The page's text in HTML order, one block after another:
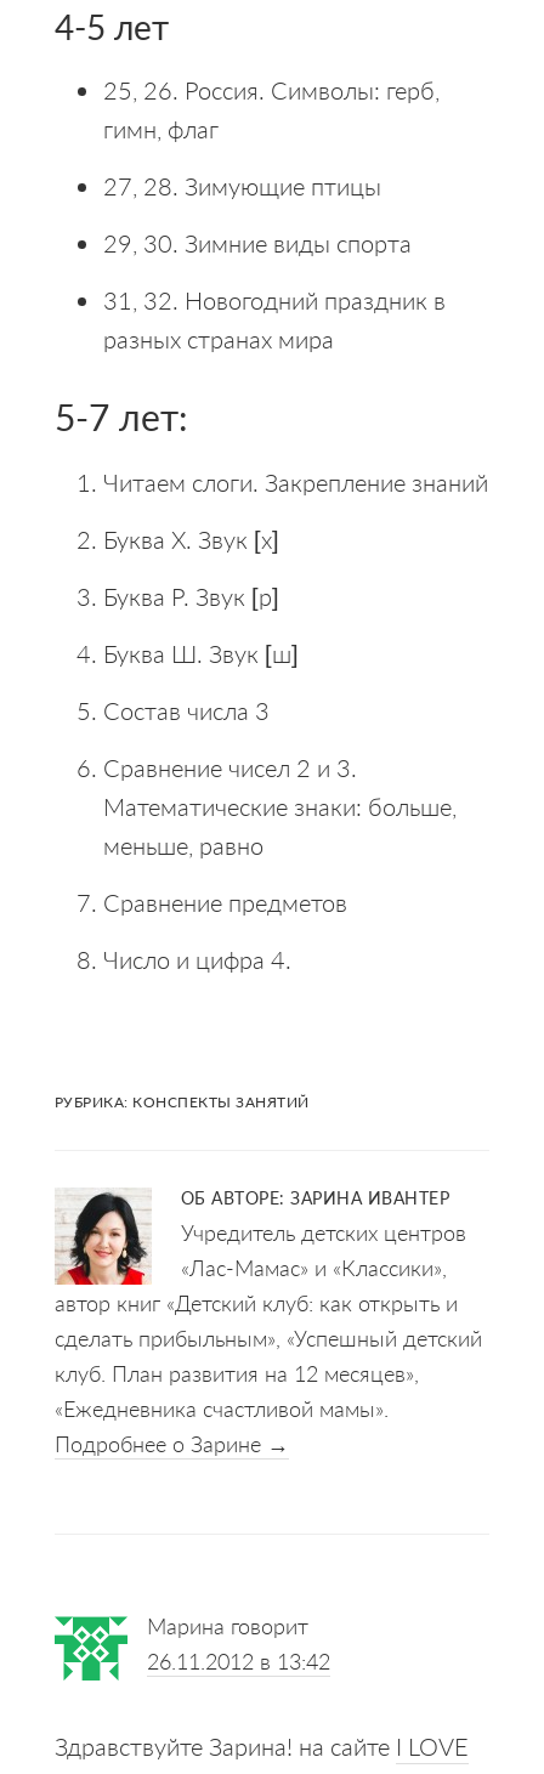
4-5 лет
25, 26. Россия. Символы: герб,
гимн, флаг
27, 28. Зимующие птицы
29, 30. Зимние виды спорта
31, 32. Новогодний праздник в
разных странах мира
5-7 лет:
Читаем слоги. Закрепление знаний
Буква Х. Звук [х]
Буква Р. Звук [р]
Буква Ш. Звук [ш]
Состав числа 3
Сравнение чисел 2 и 3.
Математические знаки: больше,
меньше, равно
Сравнение предметов
Число и цифра 4.
РУБРИКА: КОНСПЕКТЫ ЗАНЯТИЙ
ОБ АВТОРЕ:ЗАРИНА ИВАНТЕР
Учредитель детских центров
«Лас-Мамас» и «Классики»,
автор книг «Детский клуб: как открыть и
сделать прибыльным», «Успешный детский
клуб. План развития на 12 месяцев»,
«Ежедневника счастливой мамы».
Подробнее о Зарине →
Reader
Interactions
Марина говорит
26.11.2012 в 13:42
Здравствуйте Зарина! на сайте I LOVE